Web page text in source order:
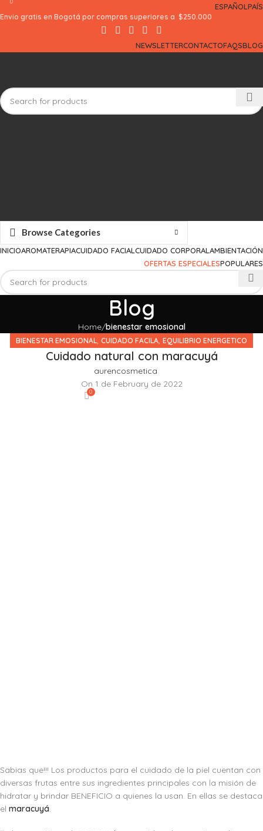
ESPAÑOLPAÍS
Envio gratis en Bogotá por compras superiores a $250.000
NEWSLETTERCONTACTOFAQSBLOG
0
0
Browse Categories
INICIOAROMATERAPIACUIDADO FACIALCUIDADO CORPORALAMBIENTACIÓN
OFERTAS ESPECIALESPOPULARES
Blog
Home bienestar emosional
BIENESTAR EMOSIONAL, CUIDADO FACILA, EQUILIBRIO ENERGETICO
Cuidado natural con maracuyá
aurencosmetica
On 1 de February de 2022
0
Sabias que!!! Los productos para el cuidado de la piel cuentan con
diversas frutas entre sus ingredientes principales con la misión de
hidratar y brindar BENEFICIO a quienes la usan. En ellas se destaca
el maracuyá.